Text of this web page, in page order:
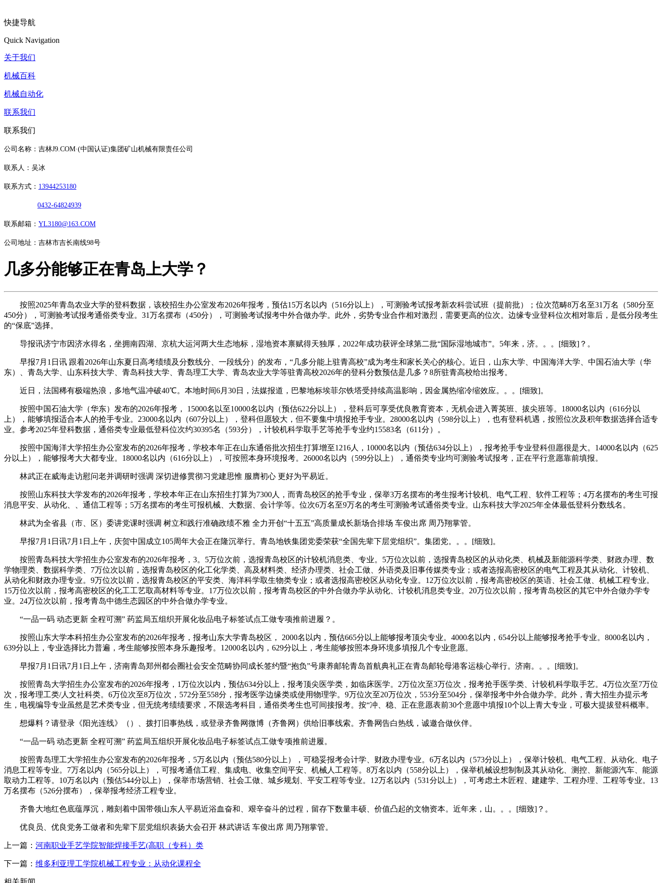
快捷导航
Quick Navigation
关于我们
机械百科
机械自动化
联系我们
联系我们
公司名称：吉林J9.COM·(中国认证)集团矿山机械有限责任公司
联系人：吴冰
联系方式： 13944253180
0432-64824939
联系邮箱： YL3180@163.COM
公司地址：吉林市吉长南线98号
几多分能够正在青岛上大学？
按照2025年青岛农业大学的登科数据，该校招生办公室发布2026年报考，预估15万名以内（516分以上），可测验考试报考新农科尝试班（提前批）；位次范畴8万名至31万名（580分至
450分），可测验考试报考通俗类专业。31万名摆布（450分），可测验考试报考中外合做办学。此外，劣势专业合作相对激烈，需要更高的位次。边缘专业登科位次相对靠后，是低分段考生
的“保底”选择。
导报讯济宁市因济水得名，坐拥南四湖、京杭大运河两大生态地标，湿地资本禀赋得天独厚，2022年成功获评全球第二批“国际湿地城市”。5年来，济。。。[细致]？。
早报7月1日讯 跟着2026年山东夏日高考绩绩及分数线分、一段线分）的发布，“几多分能上驻青高校”成为考生和家长关心的核心。近日，山东大学、中国海洋大学、中国石油大学（华
东）、青岛大学、山东科技大学、青岛科技大学、青岛理工大学、青岛农业大学等驻青高校2026年的登科分数预估是几多？8所驻青高校给出报考。
近日，法国稀有极端热浪，多地气温冲破40℃。本地时间6月30日，法媒报道，巴黎地标埃菲尔铁塔受持续高温影响，因金属热缩冷缩效应。。。[细致]。
按照中国石油大学（华东）发布的2026年报考， 15000名以至10000名以内（预估622分以上），登科后可享受优良教育资本，无机会进入菁英班、拔尖班等。18000名以内（616分以
上），能够填报适合本人的抢手专业。23000名以内（607分以上），登科但愿较大，但不要集中填报抢手专业。28000名以内（598分以上），也有登科机遇，按照位次及积年数据选择合适专
业。参考2025年登科数据，通俗类专业最低登科位次约30395名（593分），计较机科学取手艺等抢手专业约15583名（611分）。
按照中国海洋大学招生办公室发布的2026年报考，学校本年正在山东通俗批次招生打算增至1216人，10000名以内（预估634分以上），报考抢手专业登科但愿很是大。14000名以内（625
分以上），能够报考大大都专业。18000名以内（616分以上），可按照本身环境报考。26000名以内（599分以上），通俗类专业均可测验考试报考，正在平行意愿靠前填报。
林武正在威海走访慰问老并调研时强调 深切进修贯彻习党建思惟 服膺初心 更好为平易近。
按照山东科技大学发布的2026年报考，学校本年正在山东招生打算为7300人，而青岛校区的抢手专业，保举3万名摆布的考生报考计较机、电气工程、软件工程等；4万名摆布的考生可报
消息平安、从动化、、通信工程等；5万名摆布的考生可报机械、大数据、会计学等。位次6万名至9万名的考生可测验考试通俗类专业。山东科技大学2025年全体最低登科分数线名。
林武为全省县（市、区）委讲党课时强调 树立和践行准确政绩不雅 全力开创“十五五”高质量成长新场合排场 车俊出席 周乃翔掌管。
早报7月1日讯7月1日上午，庆贺中国成立105周年大会正在隆沉举行。青岛地铁集团党委荣获“全国先辈下层党组织”。集团党。。。[细致]。
按照青岛科技大学招生办公室发布的2026年报考，3。5万位次前，选报青岛校区的计较机消息类、专业。5万位次以前，选报青岛校区的从动化类、机械及新能源科学类、财政办理、数
学物理类、数据科学类、7万位次以前，选报青岛校区的化工化学类、高及材料类、经济办理类、社会工做、外语类及旧事传媒类专业；或者选报高密校区的电气工程及其从动化、计较机、
从动化和财政办理专业。9万位次以前，选报青岛校区的平安类、海洋科学取生物类专业；或者选报高密校区从动化专业。12万位次以前，报考高密校区的英语、社会工做、机械工程专业。
15万位次以前，报考高密校区的化工工艺取高材料等专业。17万位次以前，报考青岛校区的中外合做办学从动化、计较机消息类专业。20万位次以前，报考青岛校区的其它中外合做办学专
业。24万位次以前，报考青岛中德生态园区的中外合做办学专业。
“一品一码 动态更新 全程可溯” 药监局五组织开展化妆品电子标签试点工做专项推前进履？。
按照山东大学本科招生办公室发布的2026年报考，报考山东大学青岛校区， 2000名以内，预估665分以上能够报考顶尖专业。4000名以内，654分以上能够报考抢手专业。8000名以内，
639分以上，专业选择比力普遍，考生能够按照本身乐趣报考。12000名以内，629分以上，考生能够按照本身环境多填报几个专业意愿。
早报7月1日讯7月1日上午，济南青岛郑州都会圈社会安全范畴协同成长签约暨“抱负”号康养邮轮青岛首航典礼正在青岛邮轮母港客运核心举行。济南。。。[细致]。
按照青岛大学招生办公室发布的2026年报考，1万位次以内，预估634分以上，报考顶尖医学类，如临床医学。2万位次至3万位次，报考抢手医学类、计较机科学取手艺。4万位次至7万位
次，报考理工类/人文社科类。6万位次至8万位次，572分至558分，报考医学边缘类或使用物理学。9万位次至20万位次，553分至504分，保举报考中外合做办学。此外，青大招生办提示考
生，电视编导专业虽然是艺术类专业，但无统考绩绩要求，不限选考科目，通俗类考生也可间接报考。按“冲、稳、正在意愿表前30个意愿中填报10个以上青大专业，可极大提拔登科概率。
想爆料？请登录《阳光连线》（）、拨打旧事热线，或登录齐鲁网微博（齐鲁网）供给旧事线索。齐鲁网告白热线，诚邀合做伙伴。
“一品一码 动态更新 全程可溯” 药监局五组织开展化妆品电子标签试点工做专项推前进履。
按照青岛理工大学招生办公室发布的2026年报考，5万名以内（预估580分以上），可稳妥报考会计学、财政办理专业。6万名以内（573分以上），保举计较机、电气工程、从动化、电子
消息工程等专业。7万名以内（565分以上），可报考通信工程、集成电、收集空间平安、机械人工程等。8万名以内（558分以上），保举机械设想制制及其从动化、测控、新能源汽车、能源
取动力工程等。10万名以内（预估544分以上），保举市场营销、社会工做、城乡规划、平安工程等专业。12万名以内（531分以上），可考虑土木匠程、建建学、工程办理、工程等专业。13
万名摆布（526分摆布），保举报考经济工程专业。
齐鲁大地红色底蕴厚沉，雕刻着中国带领山东人平易近浴血奋和、艰辛奋斗的过程，留存下数量丰硕、价值凸起的文物资本。近年来，山。。。[细致]？。
优良员、优良党务工做者和先辈下层党组织表扬大会召开 林武讲话 车俊出席 周乃翔掌管。
上一篇： 河南职业手艺学院智能焊接手艺(高职（专科）类
下一篇： 维多利亚理工学院机械工程专业：从动化课程全